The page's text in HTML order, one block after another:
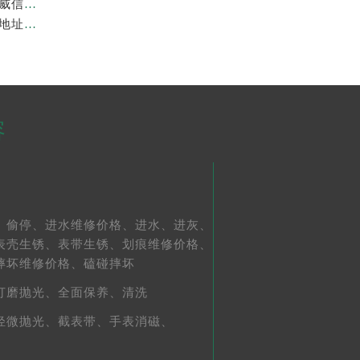
上海劳力士官方售后服务中心｜官方地址及服务热线权威信息公示（2026年7月最新）
亲身到店探访上海劳力士官方售后服务中心｜最新维修地址与官方电话（2026年7月最新）
偷停、 进水维修价格、 进水、 进灰、
壳生锈、 表带生锈、 划痕维修价格、
坏维修价格、 磕碰摔坏
磨抛光、 全面保养、 清洗
微抛光、 截表带、 手表消磁、